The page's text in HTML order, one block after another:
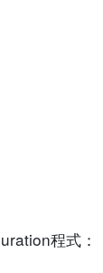
程式：